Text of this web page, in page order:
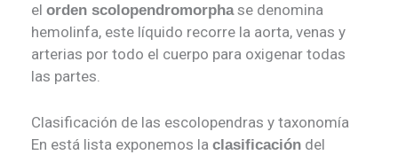
el orden scolopendromorphase denomina
hemolinfa, este líquido recorre la aorta, venas y
arterias por todo el cuerpo para oxigenar todas
las partes.
Clasificación de las escolopendras y taxonomía
En está lista exponemos la clasificación del